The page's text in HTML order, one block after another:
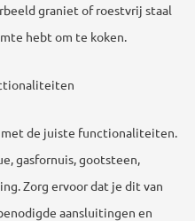
graniet of roestvrij staal
hebt om te koken.
met de juiste functionaliteiten.
gasfornuis, gootsteen,
Zorg ervoor dat je dit van
aansluitingen en